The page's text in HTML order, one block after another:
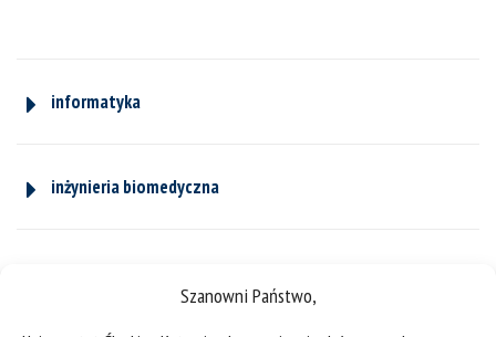
Szanowni Państwo,
informatyka
inżynieria biomedyczna